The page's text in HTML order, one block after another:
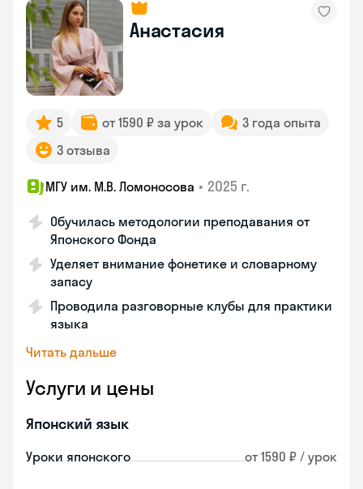
Анастасия
5 от 1590 ₽ за урок
3 года опыта
3 отзыва
МГУ им. М.В. Ломоносова • 2025 г.
Обучилась методологии преподавания от
Японского Фонда
Уделяет внимание фонетике и словарному
запасу
Проводила разговорные клубы для практики
языка
Читать дальше
Услуги и цены
Японский язык
Уроки японского от 1590 ₽ / урок